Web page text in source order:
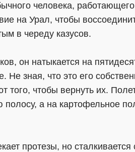
человека,
на Урал, чтобы
в череду казусов.
он натыкается на
Не зная, что это его
того, чтобы вернуть их.
полосу, а на картофельное
протезы, но